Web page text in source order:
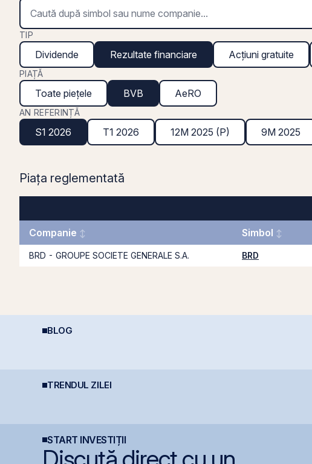
TIP
Dividende Rezultate financiare Acțiuni gratuite
PIAȚĂ
Toate piețele BVB AeRO
AN REFERINȚĂ
S1 2026 T1 2026 12M 2025 (P) 9M 2025
Piața reglementată
Companie
Simbol
BRD - GROUPE SOCIETE GENERALE S.A. BRD
BLOG
Data Center REIT sau
TRENDUL ZILEI
Nuclearelectrica
START INVESTIȚII